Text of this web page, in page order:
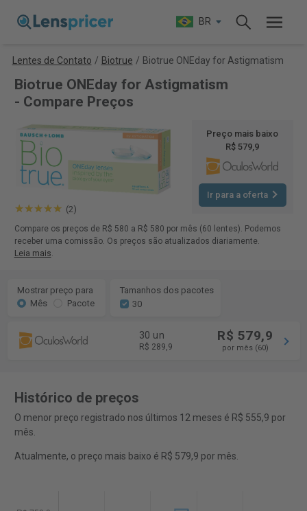
BR
Lentes de Contato / Biotrue / Biotrue ONEday for Astigmatism
Biotrue ONEday for Astigmatism
- Compare Preços
(2)
Preço mais baixo
R$ 579,9
Ir para a oferta
Compare os preços de R$ 580 a R$ 580 por mês (60 lentes). Podemos
receber uma comissão. Os preços são atualizados diariamente.
Leia mais.
Mostrar preço para
Mês
Pacote
Tamanhos dos pacotes
30
30 un
R$ 289,9
R$ 579,9
por mês (60)
Histórico de preços
O menor preço registrado nos últimos 12 meses é R$ 555,9 por
mês.
Atualmente, o preço mais baixo é R$ 579,9 por mês.